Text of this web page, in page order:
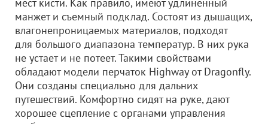
манжет и съемный подклад. Состоят из дышащих,
влагонепроницаемых материалов, подходят
для большого диапазона температур. В них рука
не устает и не потеет. Такими свойствами
обладают модели перчаток Highway от Dragonfly.
Они созданы специально для дальних
путешествий. Комфортно сидят на руке, дают
хорошее сцепление с органами управления